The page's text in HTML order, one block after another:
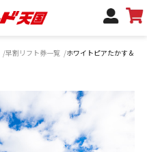
早割リフト券一覧 ホワイトピアたかす＆鷲